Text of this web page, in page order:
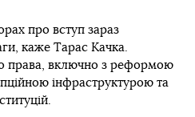
про вступ зараз
каже Тарас Качка.
права, включно з реформою
інфраструктурою та